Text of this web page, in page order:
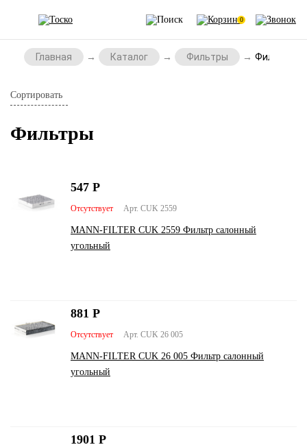
0
Главная Каталог Фильтры Фильтры
Сортировать
Фильтры
Арт. CUK 2559
Отсутствует
MANN-FILTER CUK 2559 Фильтр салонный
угольный
547 Р
Арт. CUK 26 005
Отсутствует
MANN-FILTER CUK 26 005 Фильтр салонный
угольный
881 Р
1901 Р